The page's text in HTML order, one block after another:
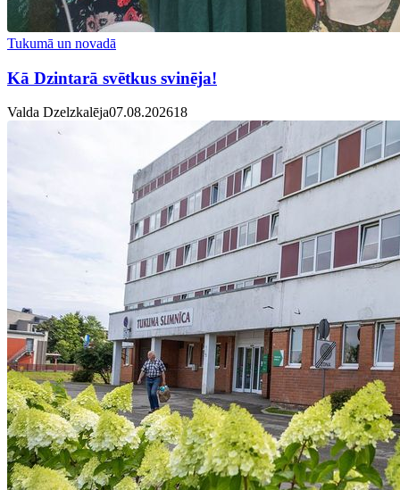
Tukumā un novadā
Kā Dzintarā svētkus svinēja!
Valda Dzelzkalēja07.08.202618